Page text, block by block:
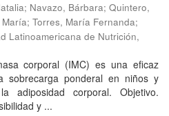
; Navazo, Bárbara; Quintero,
María; Torres, María Fernanda;
Latinoamericana de Nutrición,
corporal (IMC) es una eficaz
sobrecarga ponderal en niños y
adiposidad corporal. Objetivo.
y ...